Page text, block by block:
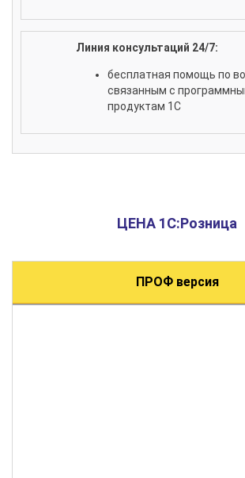
Линия консультаций 24/7:
бесплатная помощь по
связанным с
продуктам 1С
ЦЕНА 1С:Розница
ПРОФ версия